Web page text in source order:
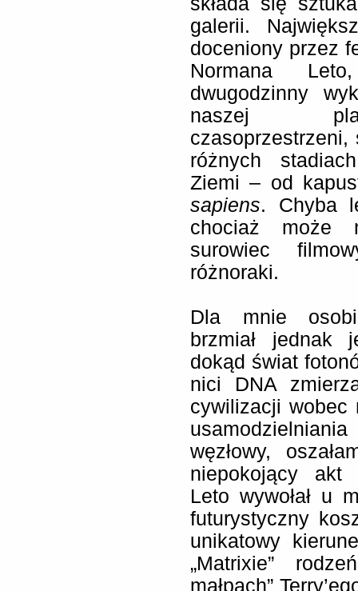
galerii.
doceniony przez
Normana
dwugodzinny
naszej
czasoprzestrzeni,
różnych
Ziemi – od
sapiens. Chyba
chociaż może
surowiec
różnoraki.
Dla mnie
brzmiał jednak
dokąd świat
nici DNA
cywilizacji wobec
węzłowy,
niepokojący akt
Leto wywołał u
futurystyczny
unikatowy
„Matrixie”
małpach”